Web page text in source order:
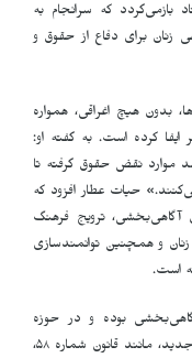
که سرانجام به
زنان برای دفاع از حقوق و
بدون هیچ اغراقی، همواره
کرده است. به گفته او:
موارد نقض حقوق گرفته تا
حیات عطار افزود که
آگاهی‌بخشی، ترویج فرهنگ
و همچنین توانمندسازی
است.
بوده و در حوزه
سیاست‌گذاری و اعمال فشار برای تصویب قوانین جدید، مانند قانون شماره ۵۸،